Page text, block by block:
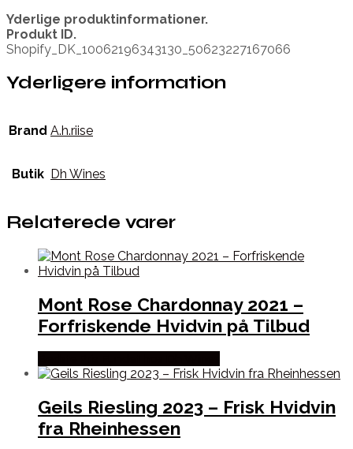
Yderlige produktinformationer.
Produkt ID.
Shopify_DK_10062196343130_50623227167066
Yderligere information
Brand A.h.riise
Butik Dh Wines
Relaterede varer
Mont Rose Chardonnay 2021 –
Forfriskende Hvidvin på Tilbud
Geils Riesling 2023 – Frisk Hvidvin
fra Rheinhessen